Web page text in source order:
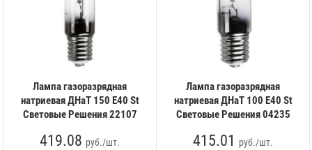
Лампа газоразрядная
натриевая ДНаТ 150 E40 St
Световые Решения 22107
419.08 руб./шт.
Лампа газоразрядная
натриевая ДНаТ 100 E40 St
Световые Решения 04235
415.01 руб./шт.